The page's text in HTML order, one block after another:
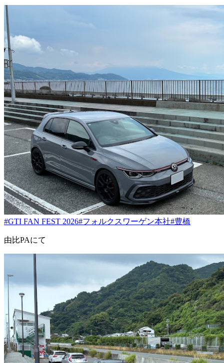
#GTI FAN FEST 2026#フォルクスワーゲン本社#豊橋
由比PAにて